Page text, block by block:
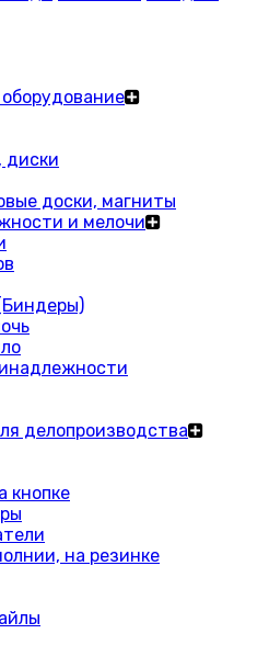
диски
доски, магниты
и мелочи
делопроизводства
кнопке
на резинке